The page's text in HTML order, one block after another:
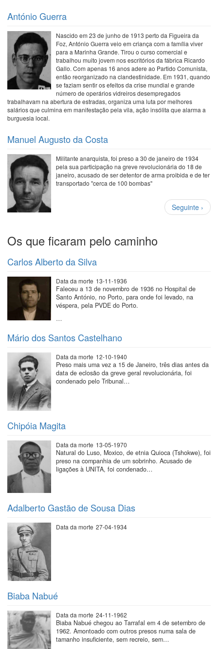
António Guerra
Nascido em 23 de junho de 1913 perto da Figueira da
Foz, António Guerra veio em criança com a família viver
para a Marinha Grande. Tirou o curso comercial e
trabalhou muito jovem nos escritórios da fábrica Ricardo
Gallo. Com apenas 16 anos adere ao Partido Comunista,
então reorganizado na clandestinidade. Em 1931, quando
se faziam sentir os efeitos da crise mundial e grande
número de operários vidreiros desempregados
trabalhavam na abertura de estradas, organiza uma luta por melhores
salários que culmina em manifestação pela vila, ação insólita que alarma a
burguesia local.
Manuel Augusto da Costa
Militante anarquista, foi preso a 30 de janeiro de 1934
pela sua participação na greve revolucionária do 18 de
janeiro, acusado de ser detentor de arma proibida e de ter
transportado "cerca de 100 bombas"
Paginação
Próxima
página
Seguinte ›
Os que ficaram pelo caminho
Carlos Alberto da Silva
Data da morte 13-11-1936
Faleceu a 13 de novembro de 1936 no Hospital de
Santo António, no Porto, para onde foi levado, na
véspera, pela PVDE do Porto.
…
Mário dos Santos Castelhano
Data da morte 12-10-1940
Preso mais uma vez a 15 de Janeiro, três dias antes da
data de eclosão da greve geral revolucionária, foi
condenado pelo Tribunal…
Chipóia Magita
Data da morte 13-05-1970
Natural do Luso, Moxico, de etnia Quioca (Tshokwe), foi
preso na companhia de um sobrinho. Acusado de
ligações à UNITA, foi condenado…
Adalberto Gastão de Sousa Dias
Data da morte 27-04-1934
Biaba Nabué
Data da morte 24-11-1962
Biaba Nabué chegou ao Tarrafal em 4 de setembro de
1962. Amontoado com outros presos numa sala de
tamanho insuficiente, sem recreio, sem…